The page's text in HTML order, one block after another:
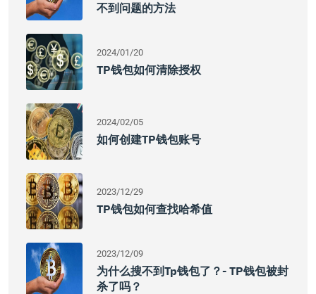
不到问题的方法
2024/01/20
TP钱包如何清除授权
2024/02/05
如何创建TP钱包账号
2023/12/29
TP钱包如何查找哈希值
2023/12/09
为什么搜不到tp钱包了？- TP钱包被封
杀了吗？